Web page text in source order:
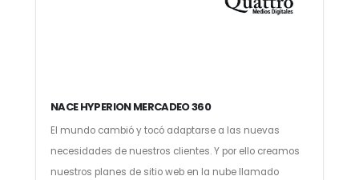
NACE HYPERION MERCADEO 360
El mundo cambió y tocó adaptarse a las nuevas
necesidades de nuestros clientes. Y por ello creamos
nuestros planes de sitio web en la nube llamado